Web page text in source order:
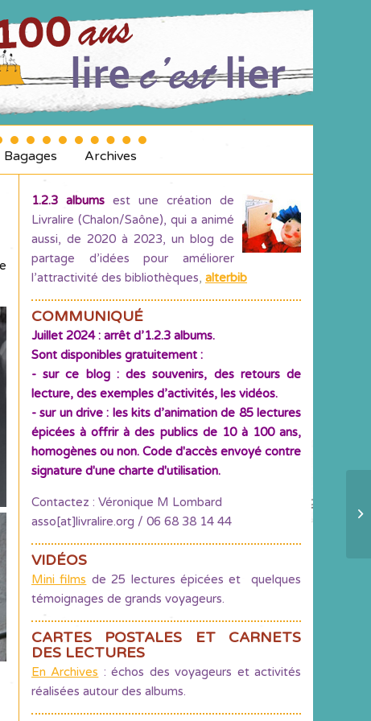
Bagages Archives
1.2.3 albums est une création de
Livralire (Chalon/Saône), qui a animé
aussi, de 2020 à 2023, un blog de
partage d’idées pour améliorer
l’attractivité des bibliothèques, alterbib
COMMUNIQUÉ
Juillet 2024 : arrêt d’1.2.3 albums.
Sont disponibles gratuitement :
- sur ce blog : des souvenirs, des retours de
lecture, des exemples d’activités, les vidéos.
- sur un drive : les kits d’animation de 85 lectures
épicées à offrir à des publics de 10 à 100 ans,
homogènes ou non. Code d'accès envoyé contre
signature d'une charte d'utilisation.
Contactez : Véronique M Lombard
asso[at]livralire.org / 06 68 38 14 44
VIDÉOS
Mini films de 25 lectures épicées et quelques
témoignages de grands voyageurs.
CARTES POSTALES ET CARNETS
DES LECTURES
En Archives : échos des voyageurs et activités
réalisées autour des albums.